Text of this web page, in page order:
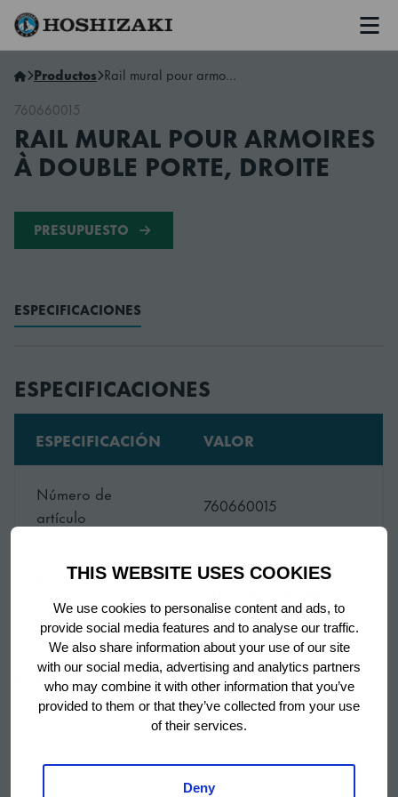
THIS WEBSITE USES COOKIES
We use cookies to personalise content and ads, to
provide social media features and to analyse our traffic.
We also share information about your use of our site
with our social media, advertising and analytics partners
who may combine it with other information that you’ve
provided to them or that they’ve collected from your use
of their services.
Deny
Hoshizaki Spain
Productos
Rail mural pour armoires à double porte, droite
760660015
RAIL MURAL POUR ARMOIRES
À DOUBLE PORTE, DROITE
PRESUPUESTO
ESPECIFICACIONES
ESPECIFICACIONES
ESPECIFICACIÓN VALOR
Número de
artículo
760660015
Nombre del
accesorio
Rail mural pour
porte, droite
SKU 760660015
Mostrar más